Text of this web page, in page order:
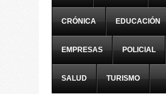
CRÓNICA EDUCACIÓN
EMPRESAS POLICIAL
SALUD TURISMO